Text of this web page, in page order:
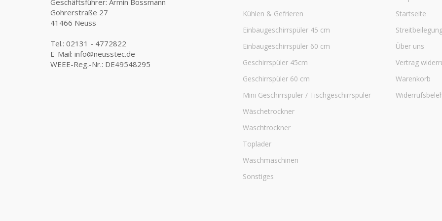
Gohrerstraße 27
41466 Neuss
Tel.: 02131 - 4772822
E-Mail: info@neusstec.de
WEEE-Reg.-Nr.: DE49548295
Kühlen & Gefrieren
Einbaugeschirrspüler 45 cm
Einbaugeschirrspüler 60 cm
Geschirrspüler 45cm
Geschirrspüler 60 cm
Mini Geschirrspüler / Tischgeschirrspüler
Wäschetrockner
Waschtrockner
Toplader
Waschmaschinen
Sonstiges
Startseite
Über uns
Vertrag
Warenkorb